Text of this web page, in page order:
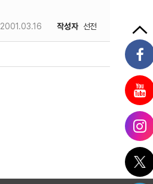
2001.03.16 작성자 선전